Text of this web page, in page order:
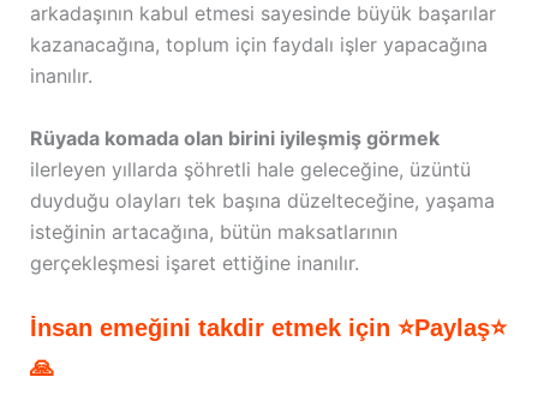
arkadaşının kabul etmesi sayesinde büyük başarılar
kazanacağına, toplum için faydalı işler yapacağına
inanılır.
Rüyada komada olan birini iyileşmiş görmek
ilerleyen yıllarda şöhretli hale geleceğine, üzüntü
duyduğu olayları tek başına düzelteceğine, yaşama
isteğinin artacağına, bütün maksatlarının
gerçekleşmesi işaret ettiğine inanılır.
İnsan emeğini takdir etmek için ⭐Paylaş⭐
🙏